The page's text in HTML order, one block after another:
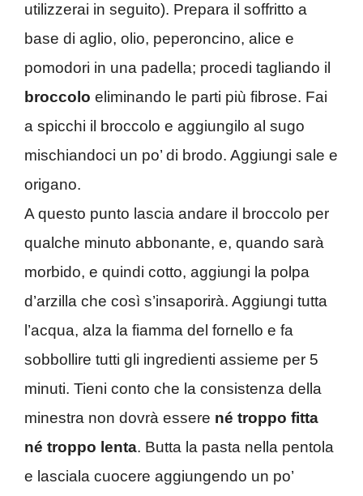
utilizzerai in seguito). Prepara il soffritto a
base di aglio, olio, peperoncino, alice e
pomodori in una padella; procedi tagliando il
broccolo eliminando le parti più fibrose. Fai
a spicchi il broccolo e aggiungilo al sugo
mischiandoci un po’ di brodo. Aggiungi sale e
origano.
A questo punto lascia andare il broccolo per
qualche minuto abbonante, e, quando sarà
morbido, e quindi cotto, aggiungi la polpa
d’arzilla che così s’insaporirà. Aggiungi tutta
l’acqua, alza la fiamma del fornello e fa
sobbollire tutti gli ingredienti assieme per 5
minuti. Tieni conto che la consistenza della
minestra non dovrà essere né troppo fitta
né troppo lenta. Butta la pasta nella pentola
e lasciala cuocere aggiungendo un po’